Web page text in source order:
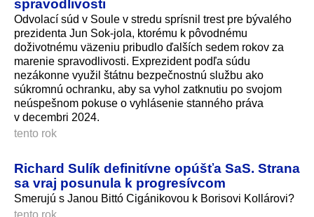
spravodlivosti
Odvolací súd v Soule v stredu sprísnil trest pre bývalého
prezidenta Jun Sok-jola, ktorému k pôvodnému
doživotnému väzeniu pribudlo ďalších sedem rokov za
marenie spravodlivosti. Exprezident podľa súdu
nezákonne využil štátnu bezpečnostnú službu ako
súkromnú ochranku, aby sa vyhol zatknutiu po svojom
neúspešnom pokuse o vyhlásenie stanného práva
v decembri 2024.
tento rok
Richard Sulík definitívne opúšťa SaS. Strana
sa vraj posunula k progresívcom
Smerujú s Janou Bittó Cigánikovou k Borisovi Kollárovi?